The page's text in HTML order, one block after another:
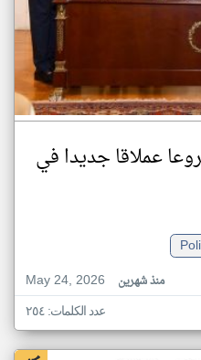
عملاقا جديدا في
May 24, 2026
منذ شهرين
عدد الكلمات: ٢٥٤